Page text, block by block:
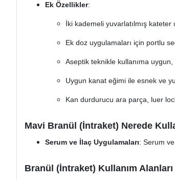
Ek Özellikler:
İki kademeli yuvarlatılmış
Ek doz uygulamaları için portlu
Aseptik teknikle kullanıma
Uygun kanat eğimi ile esnek ve
Kan durdurucu ara parça, luer
Mavi Branül (İntraket) Nerede
Serum ve İlaç Uygulamaları: Serum
Branül (İntraket) Kullanım Alanları